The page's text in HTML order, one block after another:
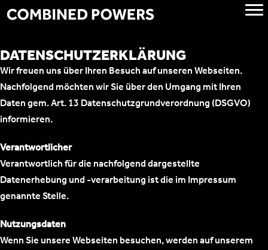
ZUM
INHALT
DATENSCHUTZERKLÄRUNG
Wir freuen uns über Ihren Besuch auf unseren Webseiten.
Nachfolgend möchten wir Sie über den Umgang mit Ihren
Daten gem. Art. 13 Datenschutzgrundverordnung (DSGVO)
informieren.
Verantwortlicher
Verantwortlich für die nachfolgend dargestellte
Datenerhebung und -verarbeitung ist die im Impressum
genannte Stelle.
Nutzungsdaten
Wenn Sie unsere Webseiten besuchen, werden auf unserem